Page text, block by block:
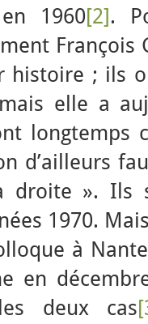
1960[2].
François
; ils
elle a
longtemps
d’ailleurs
droite ». Ils
1970.
à
en
deux cas